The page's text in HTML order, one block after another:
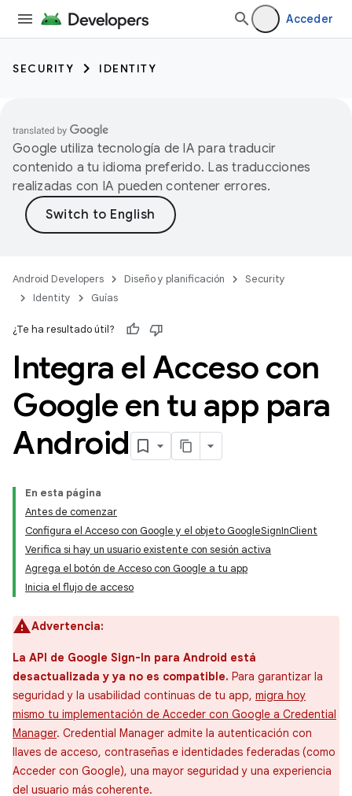
Acceder
SECURITY IDENTITY
Google utiliza tecnología de IA para traducir
contenido a tu idioma preferido. Las traducciones
realizadas con IA pueden contener errores.
Android Developers Diseño y planificación
Security
Identity
Guías
¿Te ha resultado útil?
Integra el Acceso con
Google en tu app para
Android
En esta página
Antes de comenzar
Configura el Acceso con Google y el objeto GoogleSignInClient
Verifica si hay un usuario existente con sesión activa
Agrega el botón de Acceso con Google a tu app
Inicia el flujo de acceso
Advertencia:
La API de Google Sign-In para Android está
desactualizada y ya no es compatible. Para garantizar la
seguridad y la usabilidad continuas de tu app, migra hoy
mismo tu implementación de Acceder con Google a Credential
Manager. Credential Manager admite la autenticación con
llaves de acceso, contraseñas e identidades federadas (como
Acceder con Google), una mayor seguridad y una experiencia
del usuario más coherente.